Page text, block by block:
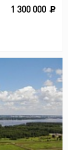
1 300 000